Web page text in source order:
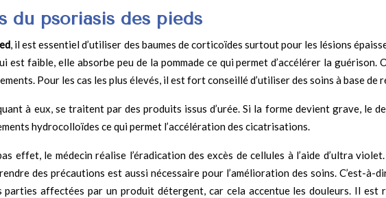
du psoriasis des pieds
, il est essentiel d’utiliser des baumes de corticoïdes surtout pour les lésions
est faible, elle absorbe peu de la pommade ce qui permet d’accélérer la guérison.
Pour les cas les plus élevés, il est fort conseillé d’utiliser des soins à base de
à eux, se traitent par des produits issus d’urée. Si la forme devient grave, le
hydrocolloïdes ce qui permet l’accélération des cicatrisations.
effet, le médecin réalise l’éradication des excès de cellules à l’aide d’ultra
des précautions est aussi nécessaire pour l’amélioration des soins. C’est-à-
affectées par un produit détergent, car cela accentue les douleurs. Il est